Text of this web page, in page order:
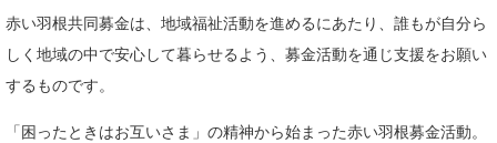
赤い羽根共同募金は、地域福祉活動を進めるにあたり、誰もが自分ら
しく地域の中で安心して暮らせるよう、募金活動を通じ支援をお願い
するものです。
「困ったときはお互いさま」の精神から始まった赤い羽根募金活動。